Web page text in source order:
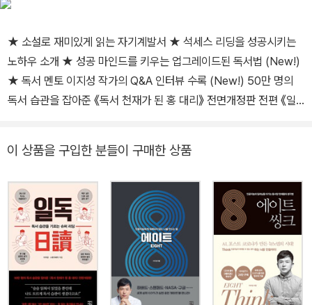
★ 소설로 재미있게 읽는 자기계발서 ★ 석세스 리딩을 성공시키는
노하우 소개 ★ 성공 마인드를 키우는 업그레이드된 독서법 (New!)
★ 독서 멘토 이지성 작가의 Q&A 인터뷰 수록 (New!) 50만 명의
독서 습관을 잡아준 《독서 천재가 된 홍 대리》 전면개정판 전편 《일
다. 《리딩으로 리드하라》, 《이지성의 꿈꾸는 다락방》 등으로 베스트
셀러 작가라는 꿈을 현실로 만들어낸 ‘이지성 독서법’의 최종 단계라
고 할 수 있다. 기존 《독서 천재가 된 홍 대리 2》에서는 ‘천 권 독서’를
권했는데, 전면개정판에서는 독서량보다 성공하는 사람의 마인드를
갖는 독서법에 집중했다. 그중 하나가 바로 ‘인문고전 독서’다. 200
년 전 독일에서 미숙아로 태어난 아이를 행복한 천재로 키워낸 아버
지 칼 비테의 교육법은 페스탈로치를 비롯해 하버드대 교수들로부터
강력한 추천을 받았다. 그 가운데 하나인 인문고전 독서를 추가해 스
이 상품을 구입한 분들이 구매한 상품